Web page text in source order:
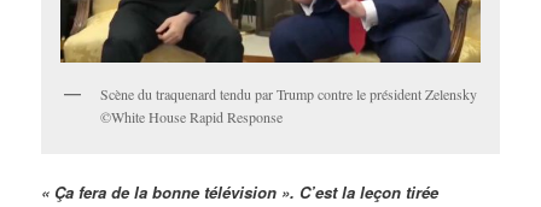
Scène du traquenard tendu par Trump contre le président Zelensky
©White House Rapid Response
« Ça fera de la bonne télévision ». C’est la leçon tirée